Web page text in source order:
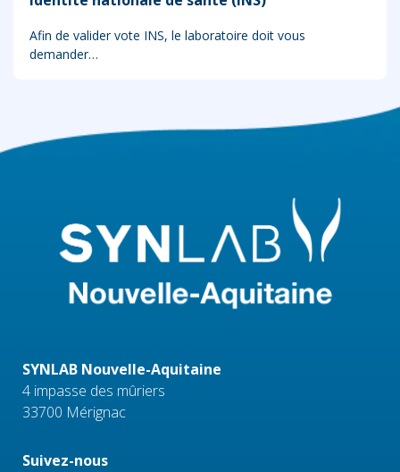
Afin de valider vote INS, le laboratoire doit vous
demander…
SYNLAB Nouvelle-Aquitaine
4 impasse des mûriers
33700 Mérignac
Suivez-nous